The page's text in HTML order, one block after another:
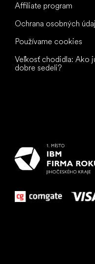
Affiliate program
Ochrana osobných
Používame cookies
Veľkosť chodidla: Ako
dobre sedeli?